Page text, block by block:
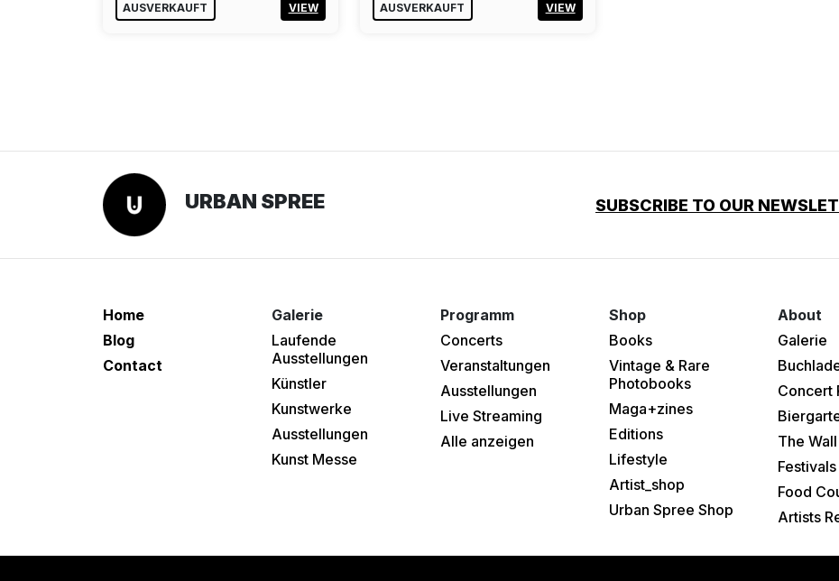
AUSVERKAUFT VIEW AUSVERKAUFT VIEW
URBAN SPREE SUBSCRIBE TO OUR
Home
Blog
Contact
Galerie
Laufende
Ausstellungen
Künstler
Kunstwerke
Ausstellungen
Kunst Messe
Programm
Concerts
Veranstaltungen
Ausstellungen
Live Streaming
Alle anzeigen
Shop
Books
Vintage & Rare
Photobooks
Maga+zines
Editions
Lifestyle
Artist_shop
Urban Spree Shop
About
Galerie
Concert
The Wall
Festivals
Food
Artists